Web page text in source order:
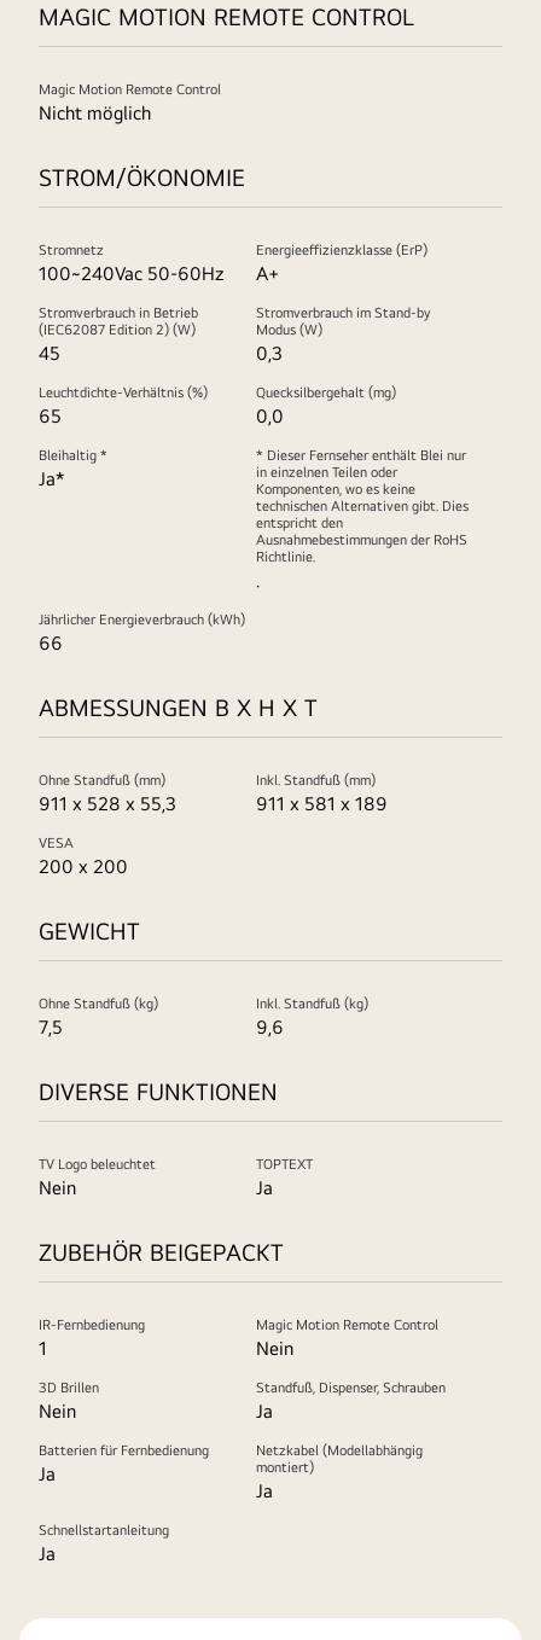
MAGIC MOTION REMOTE CONTROL
Magic Motion Remote Control
Nicht möglich
STROM/ÖKONOMIE
Stromnetz
100~240Vac 50-60Hz
Energieeffizienzklasse (ErP)
A+
Stromverbrauch in Betrieb
(IEC62087 Edition 2) (W)
45
Stromverbrauch im Stand-by
Modus (W)
0,3
Leuchtdichte-Verhältnis (%)
65
Quecksilbergehalt (mg)
0,0
Bleihaltig *
Ja*
* Dieser Fernseher enthält Blei nur
in einzelnen Teilen oder
Komponenten, wo es keine
technischen Alternativen gibt. Dies
entspricht den
Ausnahmebestimmungen der RoHS
Richtlinie.
Jährlicher Energieverbrauch (kWh)
66
ABMESSUNGEN B X H X T
Ohne Standfuß (mm)
911 x 528 x 55,3
Inkl. Standfuß (mm)
911 x 581 x 189
VESA
200 x 200
GEWICHT
Ohne Standfuß (kg)
7,5
Inkl. Standfuß (kg)
9,6
DIVERSE FUNKTIONEN
TV Logo beleuchtet
Nein
TOPTEXT
Ja
ZUBEHÖR BEIGEPACKT
IR-Fernbedienung
1
Magic Motion Remote Control
Nein
3D Brillen
Nein
Standfuß, Dispenser, Schrauben
Ja
Batterien für Fernbedienung
Ja
Netzkabel (Modellabhängig
montiert)
Ja
Schnellstartanleitung
Ja